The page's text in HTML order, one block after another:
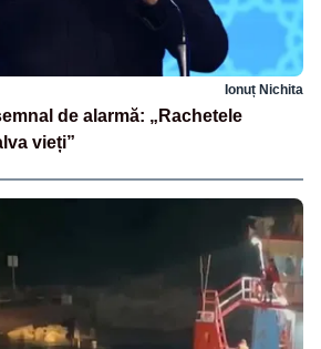
Ionuț Nichita
de alarmă: „Rachetele
vieți”